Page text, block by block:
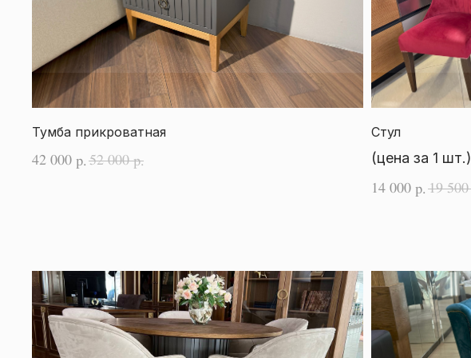
Тумба прикроватная
42 000 р. 52 000 р.
Стул
(цена за 1 шт.)
14 000 р. 19 500